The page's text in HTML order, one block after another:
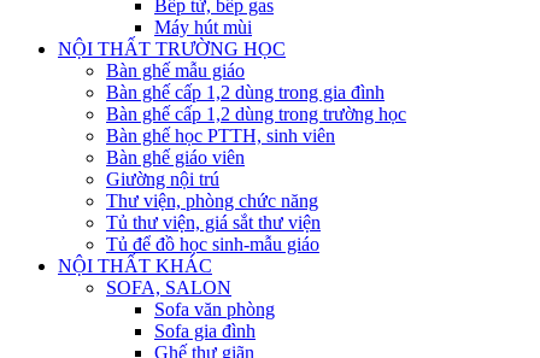
Bếp từ, bếp gas
Máy hút mùi
NỘI THẤT TRƯỜNG HỌC
Bàn ghế mẫu giáo
Bàn ghế cấp 1,2 dùng trong gia đình
Bàn ghế cấp 1,2 dùng trong trường học
Bàn ghế học PTTH, sinh viên
Bàn ghế giáo viên
Giường nội trú
Thư viện, phòng chức năng
Tủ thư viện, giá sắt thư viện
Tủ để đồ học sinh-mẫu giáo
NỘI THẤT KHÁC
SOFA, SALON
Sofa văn phòng
Sofa gia đình
Ghế thư giãn